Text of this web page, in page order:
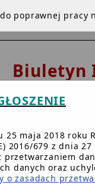
Biuletyn
Urząd
REDAKCJA
poprawnej pracy
maja 2018 roku
2016/679 z dnia
danych oraz
o zasadach